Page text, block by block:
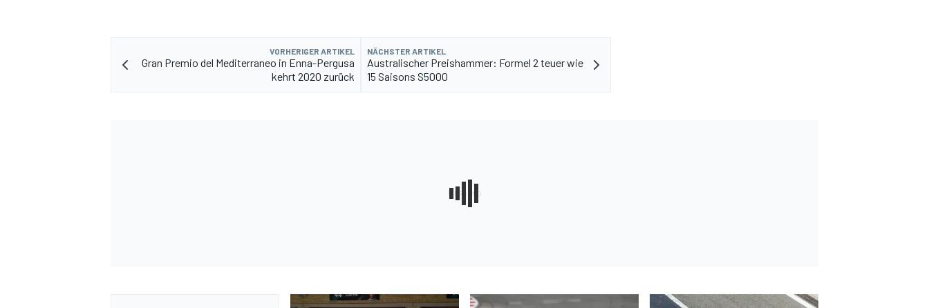
VORHERIGER ARTIKEL
Gran Premio del Mediterraneo in Enna-Pergusa
kehrt 2020 zurück
NÄCHSTER ARTIKEL
Australischer Preishammer: Formel 2 teuer wie
15 Saisons S5000